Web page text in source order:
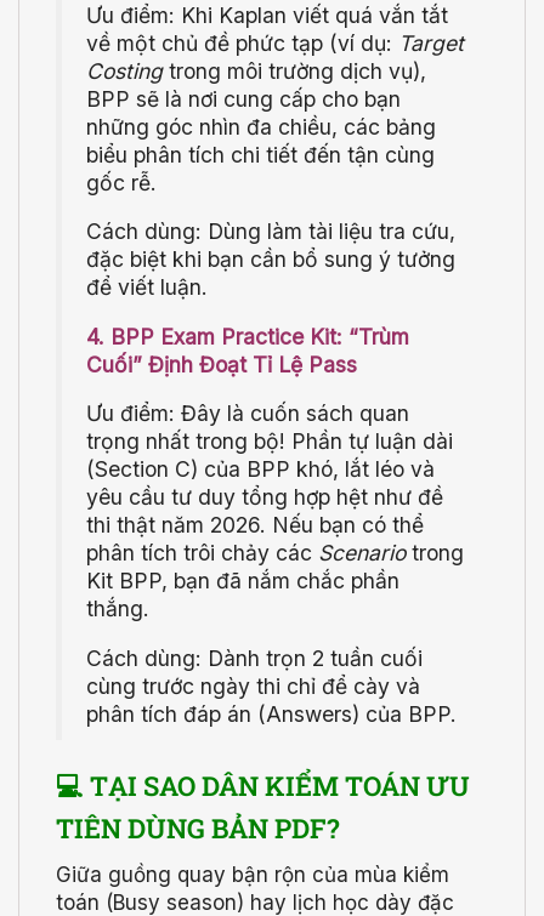
Ưu điểm: Khi Kaplan viết quá vắn tắt
về một chủ đề phức tạp (ví dụ: Target
Costingtrong môi trường dịch vụ),
BPP sẽ là nơi cung cấp cho bạn
những góc nhìn đa chiều, các bảng
biểu phân tích chi tiết đến tận cùng
gốc rễ.
Cách dùng: Dùng làm tài liệu tra cứu,
đặc biệt khi bạn cần bổ sung ý tưởng
để viết luận.
4. BPP Exam Practice Kit: “Trùm
Cuối” Định Đoạt Tỉ Lệ Pass
Ưu điểm: Đây là cuốn sách quan
trọng nhất trong bộ! Phần tự luận dài
(Section C) của BPP khó, lắt léo và
yêu cầu tư duy tổng hợp hệt như đề
thi thật năm 2026. Nếu bạn có thể
phân tích trôi chảy các Scenariotrong
Kit BPP, bạn đã nắm chắc phần
thắng.
Cách dùng: Dành trọn 2 tuần cuối
cùng trước ngày thi chỉ để cày và
phân tích đáp án (Answers) của BPP.
💻 TẠI SAO DÂN KIỂM TOÁN ƯU
TIÊN DÙNG BẢN PDF?
Giữa guồng quay bận rộn của mùa kiểm
toán (Busy season) hay lịch học dày đặc